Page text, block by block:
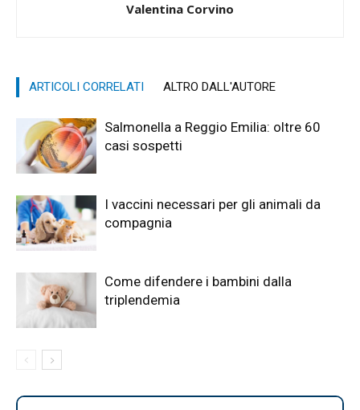
Valentina Corvino
ARTICOLI CORRELATI ALTRO DALL'AUTORE
Salmonella a Reggio Emilia: oltre 60
casi sospetti
I vaccini necessari per gli animali da
compagnia
Come difendere i bambini dalla
triplendemia